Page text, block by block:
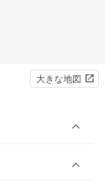
大きな地図